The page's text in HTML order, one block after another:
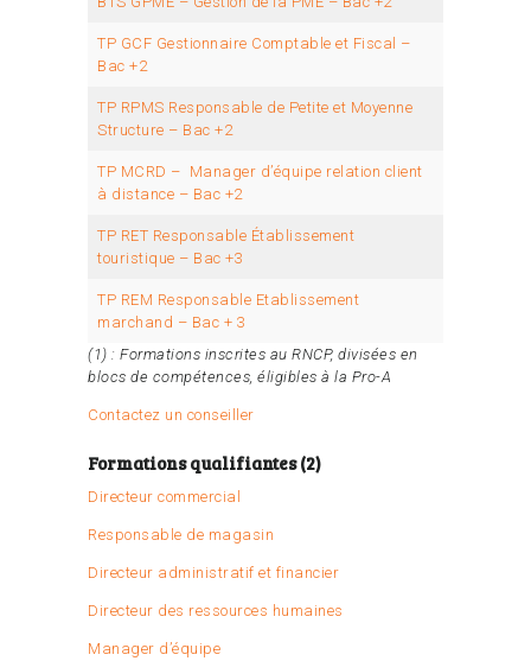
TP GCF Gestionnaire Comptable et Fiscal –
Bac +2
TP RPMS Responsable de Petite et Moyenne
Structure – Bac +2
TP MCRD – Manager d’équipe relation client
à distance – Bac +2
TP RET Responsable Établissement
touristique – Bac +3
TP REM Responsable Etablissement
marchand – Bac + 3
(1) : Formations inscrites au RNCP, divisées en
blocs de compétences, éligibles à la Pro-A
Contactez un conseiller
Formations qualifiantes (2)
Directeur commercial
Responsable de magasin
Directeur administratif et financier
Directeur des ressources humaines
Manager d’équipe